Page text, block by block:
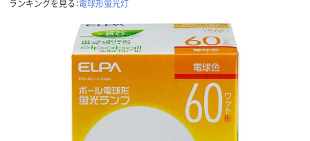
ランキングを見る：電球形蛍光灯